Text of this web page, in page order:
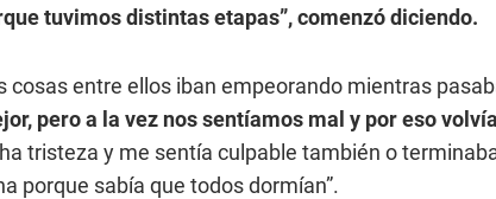
tuvimos distintas etapas”, comenzó diciendo.
cosas entre ellos iban empeorando mientras
pero a la vez nos sentíamos mal y por eso
tristeza y me sentía culpable también o
porque sabía que todos dormían”.